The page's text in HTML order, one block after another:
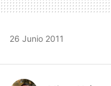
26 Junio 2011